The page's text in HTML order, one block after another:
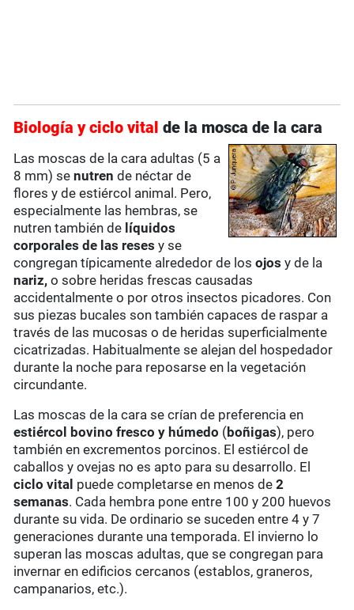
Biología y ciclo vital de la mosca de la cara
Las moscas de la cara adultas (5 a
8 mm) senutren de néctar de
flores y de estiércol animal. Pero,
especialmente las hembras, se
nutren también de líquidos
corporales de las reses y se
congregan típicamente alrededor de losojos y de la
nariz, o sobre heridas frescas causadas
accidentalmente o por otros insectos picadores. Con
sus piezas bucales son también capaces de raspar a
través de las mucosas o de heridas superficialmente
cicatrizadas. Habitualmente se alejan del hospedador
durante la noche para reposarse en la vegetación
circundante.
Las moscas de la cara se crían de preferencia en
estiércol bovino fresco y húmedo (boñigas), pero
también en excrementos porcinos. El estiércol de
caballos y ovejas no es apto para su desarrollo. El
ciclo vital puede completarse en menos de2
semanas. Cada hembra pone entre 100 y 200 huevos
durante su vida. De ordinario se suceden entre 4 y 7
generaciones durante una temporada. El invierno lo
superan las moscas adultas, que se congregan para
invernar en edificios cercanos (establos, graneros,
campanarios, etc.).